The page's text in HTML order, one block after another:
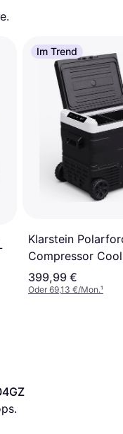
Im Trend
Klarstein
Compressor
399,99 €
Oder 69,13 €/Mon.¹